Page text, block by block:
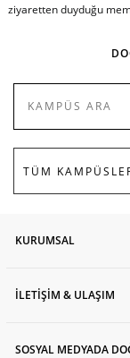
ziyaretten duyduğu
KURUMSAL
İLETİŞİM & ULAŞIM
SOSYAL MEDYADA